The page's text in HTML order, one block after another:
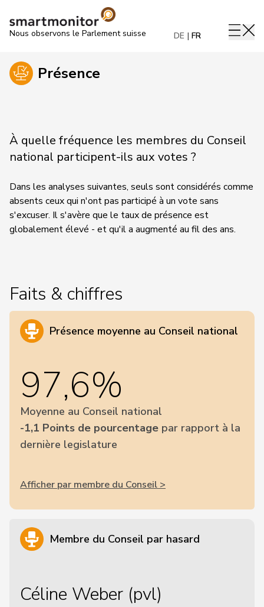
Nous observons le Parlement suisse DE FR
Présence
À quelle fréquence les membres du Conseil
national participent-ils aux votes ?
Dans les analyses suivantes, seuls sont considérés comme
absents ceux qui n'ont pas participé à un vote sans
s'excuser. Il s'avère que le taux de présence est
globalement élevé - et qu'il a augmenté au fil des ans.
Faits & chiffres
Présence moyenne au Conseil national
97,6%
Moyenne au Conseil national
-1,1 Points de pourcentage par rapport à la
dernière legislature
Afficher par membre du Conseil >
Membre du Conseil par hasard
Céline Weber (pvl)